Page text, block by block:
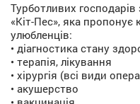
Турботливих
«Кіт-Пес», яка
улюбленців:
• діагностика стану
• терапія, лікування
• хірургія (всі види
• акушерство